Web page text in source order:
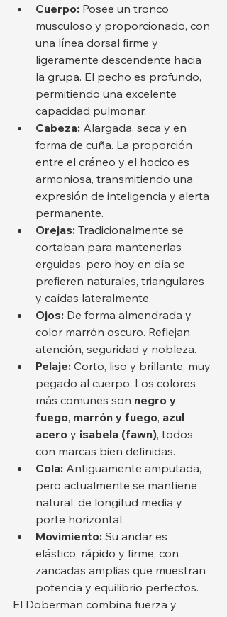
Cuerpo: Posee un tronco
musculoso y proporcionado, con
una línea dorsal firme y
ligeramente descendente hacia
la grupa. El pecho es profundo,
permitiendo una excelente
capacidad pulmonar.
Cabeza: Alargada, seca y en
forma de cuña. La proporción
entre el cráneo y el hocico es
armoniosa, transmitiendo una
expresión de inteligencia y alerta
permanente.
Orejas: Tradicionalmente se
cortaban para mantenerlas
erguidas, pero hoy en día se
prefieren naturales, triangulares
y caídas lateralmente.
Ojos: De forma almendrada y
color marrón oscuro. Reflejan
atención, seguridad y nobleza.
Pelaje: Corto, liso y brillante, muy
pegado al cuerpo. Los colores
más comunes son negro y
fuego, marrón y fuego, azul
acero y isabela (fawn), todos
con marcas bien definidas.
Cola: Antiguamente amputada,
pero actualmente se mantiene
natural, de longitud media y
porte horizontal.
Movimiento: Su andar es
elástico, rápido y firme, con
zancadas amplias que muestran
potencia y equilibrio perfectos.
El Doberman combina fuerza y